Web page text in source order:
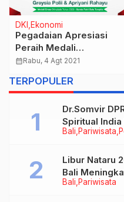
DKI Ekonomi
Pegadaian Apresiasi
Peraih Medali
Olimpiade Tokyo
Emas
calendar_monthRabu, 4 Agt 2021
TERPOPULER
Bali Pariwisata
Dr.Somvir
Spiritual India
Bali Pariwisata
Libur Nataru
Bali
Tidak Benar